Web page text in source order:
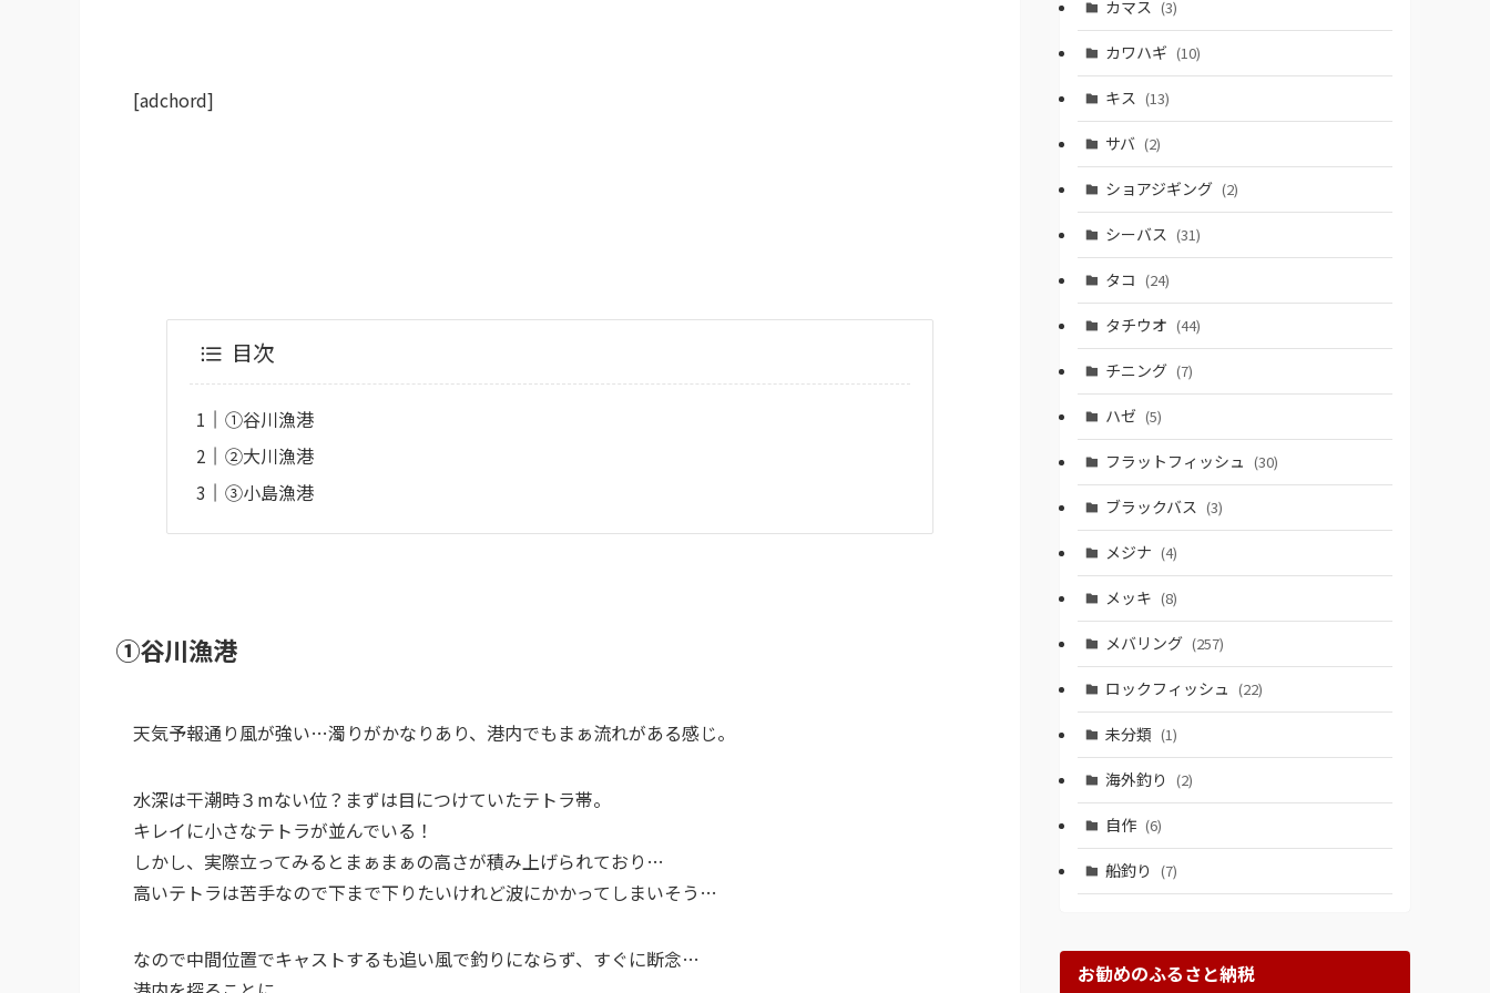
[adchord]
目次
①谷川漁港
②大川漁港
③小島漁港
①谷川漁港
天気予報通り風が強い…濁りがかなりあり、港内でもまぁ流れがある感じ。
水深は干潮時３mない位？まずは目につけていたテトラ帯。
キレイに小さなテトラが並んでいる！
しかし、実際立ってみるとまぁまぁの高さが積み上げられており…
高いテトラは苦手なので下まで下りたいけれど波にかかってしまいそう…
なので中間位置でキャストするも追い風で釣りにならず、すぐに断念…
カマス (3)
カワハギ (10)
キス (13)
サバ (2)
ショアジギング (2)
シーバス (31)
タコ (24)
タチウオ (44)
チニング (7)
ハゼ (5)
フラットフィッシュ (30)
ブラックバス (3)
メジナ (4)
メッキ (8)
メバリング (257)
ロックフィッシュ (22)
未分類 (1)
海外釣り (2)
自作 (6)
船釣り (7)
お勧めのふるさと納税